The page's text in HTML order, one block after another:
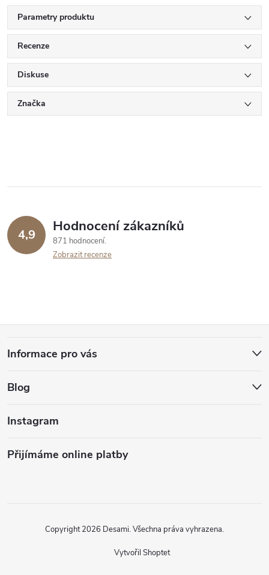
Parametry produktu
Recenze
Diskuse
Značka
4,9 Hodnocení zákazníků
871 hodnocení
Zobrazit recenze
á
p
a
Informace pro vás
Blog
Instagram
Přijímáme online platby
Vytvořil Shoptet
Copyright 2026 Desami. Všechna práva vyhrazena.